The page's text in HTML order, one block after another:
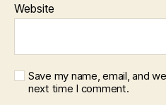
Website
Save my name, email, and
next time I comment.